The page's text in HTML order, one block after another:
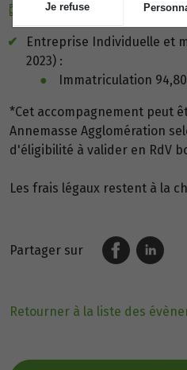
Prix :
Entreprise Individuelle et
2023) :
Immatriculation 94,80
*Cet accompagnement peut
Annemasse Agglomération
d'éligibilité à valider en RdV
Les frais légaux restent à la
Partager sur
Retourner à la liste des
Je refuse